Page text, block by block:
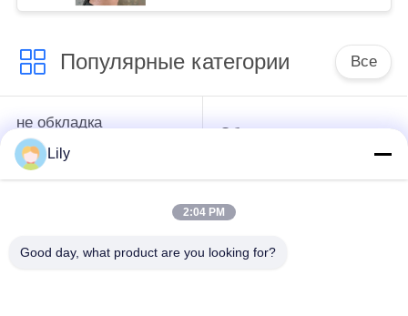
Популярные категории Все
не обкладка
тормоза сплетенная
азбестом
Обкладка тормоза
Промышленная
Lily
2:04 PM
Good day, what product are you looking for?